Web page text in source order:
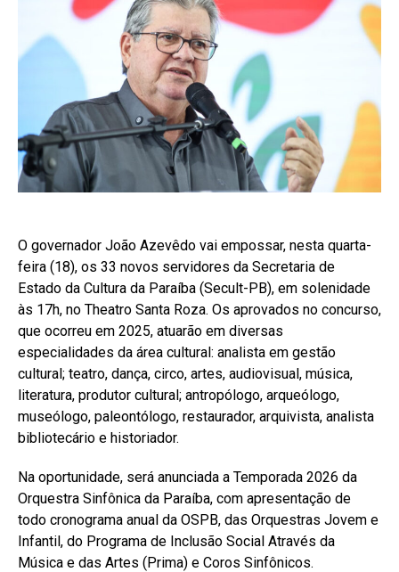
O governador João Azevêdo vai empossar, nesta quarta-
feira (18), os 33 novos servidores da Secretaria de
Estado da Cultura da Paraíba (Secult-PB), em solenidade
às 17h, no Theatro Santa Roza. Os aprovados no concurso,
que ocorreu em 2025, atuarão em diversas
especialidades da área cultural: analista em gestão
cultural; teatro, dança, circo, artes, audiovisual, música,
literatura, produtor cultural; antropólogo, arqueólogo,
museólogo, paleontólogo, restaurador, arquivista, analista
bibliotecário e historiador.
Na oportunidade, será anunciada a Temporada 2026 da
Orquestra Sinfônica da Paraíba, com apresentação de
todo cronograma anual da OSPB, das Orquestras Jovem e
Infantil, do Programa de Inclusão Social Através da
Música e das Artes (Prima) e Coros Sinfônicos.